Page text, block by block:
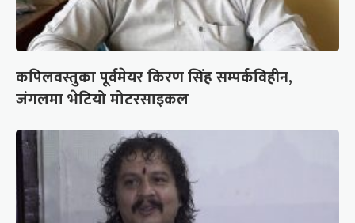
कपिलवस्तुका पूर्वमेयर किरण सिंह सम्पर्कविहीन,
जंगलमा भेटियो मोटरसाइकल